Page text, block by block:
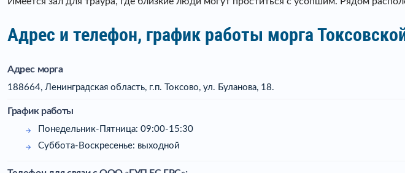
Адрес и телефон, график работы морга
Адрес морга
188664, Ленинградская область, г.п. Токсово, ул. Буланова, 18.
График работы
Понедельник-Пятница: 09:00-15:30
Суббота-Воскресенье: выходной